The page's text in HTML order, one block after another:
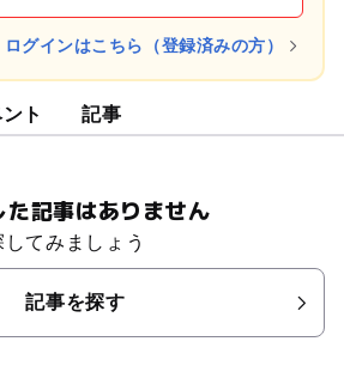
ログインはこちら（登録済みの方）
ト 記事
た記事はありません
てみましょう
記事を探す